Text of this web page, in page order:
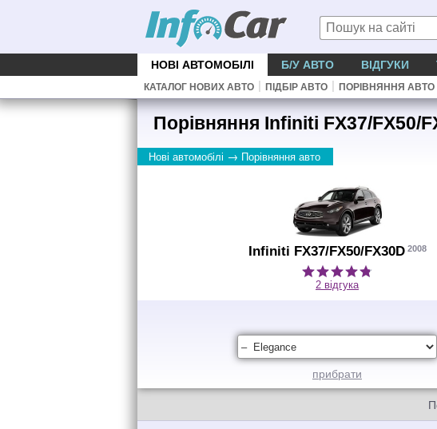
НОВІ АВТОМОБІЛІ Б/У АВТО ВІДГУКИ
КАТАЛОГ НОВИХ АВТО | ПІДБІР АВТО | ПОРІВНЯННЯ АВТО
Порівняння Infiniti FX37/FX50/
Нові автомобілі → Порівняння авто
Infiniti FX37/FX50/FX30D 2008
2 відгука
прибрати